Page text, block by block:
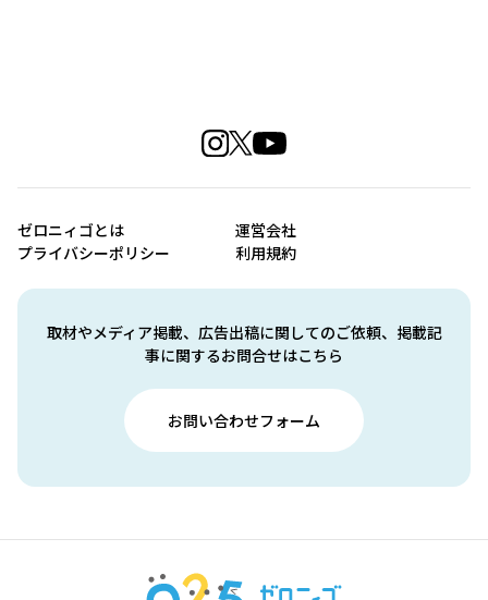
取材やメディア掲載、広告出稿に関してのご依頼、掲載記
事に関するお問合せはこちら
お問い合わせフォーム
ゼロニィゴとは
運営会社
プライバシーポリシー
利用規約